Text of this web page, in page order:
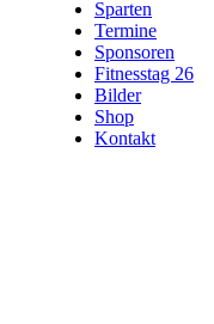
Sparten
Termine
Sponsoren
Fitnesstag 26
Bilder
Shop
Kontakt